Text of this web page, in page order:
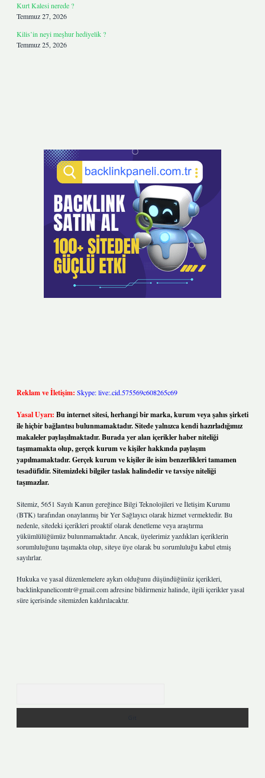
Kurt Kalesi nerede ?
Temmuz 27, 2026
Kilis’in neyi meşhur hediyelik ?
Temmuz 25, 2026
Reklam ve İletişim: Skype: live:.cid.575569c608265c69
Yasal Uyarı: Bu internet sitesi, herhangi bir marka, kurum veya şahıs şirketi
ile hiçbir bağlantısı bulunmamaktadır. Sitede yalnızca kendi hazırladığımız
makaleler paylaşılmaktadır. Burada yer alan içerikler haber niteliği
taşımamakta olup, gerçek kurum ve kişiler hakkında paylaşım
yapılmamaktadır. Gerçek kurum ve kişiler ile isim benzerlikleri tamamen
tesadüfidir. Sitemizdeki bilgiler taslak halindedir ve tavsiye niteliği
taşımazlar.
Sitemiz, 5651 Sayılı Kanun gereğince Bilgi Teknolojileri ve İletişim Kurumu
(BTK) tarafından onaylanmış bir Yer Sağlayıcı olarak hizmet vermektedir. Bu
nedenle, sitedeki içerikleri proaktif olarak denetleme veya araştırma
yükümlülüğümüz bulunmamaktadır. Ancak, üyelerimiz yazdıkları içeriklerin
sorumluluğunu taşımakta olup, siteye üye olarak bu sorumluluğu kabul etmiş
sayılırlar.
Hukuka ve yasal düzenlemelere aykırı olduğunu düşündüğünüz içerikleri,
backlinkpanelicomtr@gmail.comadresine bildirmeniz halinde, ilgili içerikler yasal
süre içerisinde sitemizden kaldırılacaktır.